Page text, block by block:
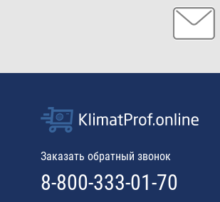
Заказать обратный звонок
8-800-333-01-70